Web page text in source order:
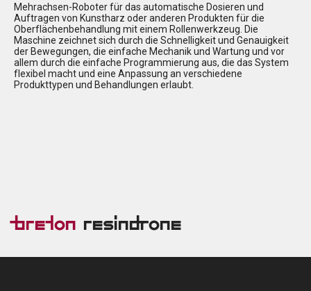
Mehrachsen-Roboter für das automatische Dosieren und
Auftragen von Kunstharz oder anderen Produkten für die
Oberflächenbehandlung mit einem Rollenwerkzeug. Die
Maschine zeichnet sich durch die Schnelligkeit und Genauigkeit
der Bewegungen, die einfache Mechanik und Wartung und vor
allem durch die einfache Programmierung aus, die das System
flexibel macht und eine Anpassung an verschiedene
Produkttypen und Behandlungen erlaubt.
Breton Resindrone